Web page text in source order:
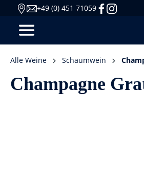
+49 (0) 451 71059
Alle Weine Schaumwein
Champagne